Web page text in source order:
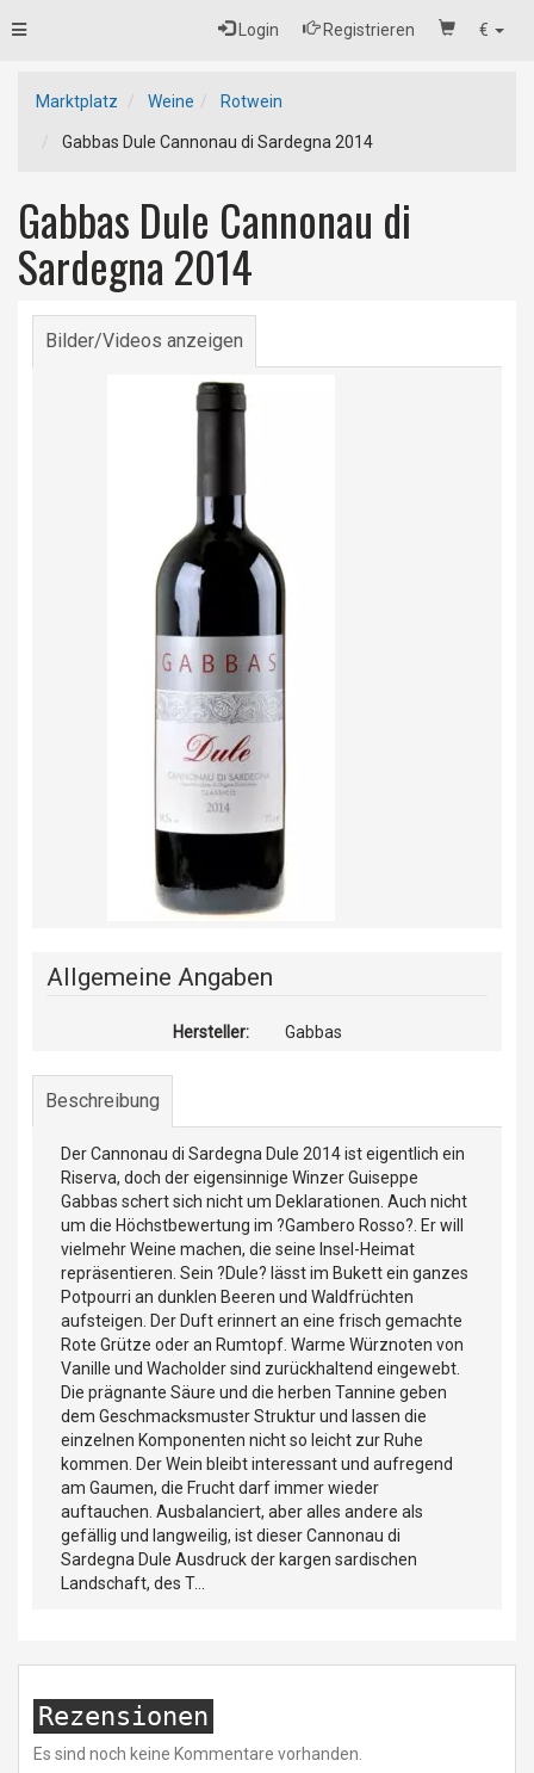
€
Login Registrieren
Toggle
Marktplatz Weine Rotwein
Gabbas Dule Cannonau di Sardegna 2014
Gabbas Dule Cannonau di
Sardegna 2014
Bilder/Videos anzeigen
Allgemeine Angaben
Hersteller: Gabbas
Beschreibung
Der Cannonau di Sardegna Dule 2014 ist eigentlich ein
Riserva, doch der eigensinnige Winzer Guiseppe
Gabbas schert sich nicht um Deklarationen. Auch nicht
um die Höchstbewertung im ?Gambero Rosso?. Er will
vielmehr Weine machen, die seine Insel-Heimat
repräsentieren. Sein ?Dule? lässt im Bukett ein ganzes
Potpourri an dunklen Beeren und Waldfrüchten
aufsteigen. Der Duft erinnert an eine frisch gemachte
Rote Grütze oder an Rumtopf. Warme Würznoten von
Vanille und Wacholder sind zurückhaltend eingewebt.
Die prägnante Säure und die herben Tannine geben
dem Geschmacksmuster Struktur und lassen die
einzelnen Komponenten nicht so leicht zur Ruhe
kommen. Der Wein bleibt interessant und aufregend
am Gaumen, die Frucht darf immer wieder
auftauchen. Ausbalanciert, aber alles andere als
gefällig und langweilig, ist dieser Cannonau di
Sardegna Dule Ausdruck der kargen sardischen
Landschaft, des T...
Rezensionen
Es sind noch keine Kommentare vorhanden.